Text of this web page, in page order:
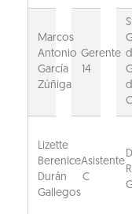
Marcos
Antonio
García
Zúñiga
Gerente
14
Lizette
Berenice
Durán
Gallegos
Asistente
C